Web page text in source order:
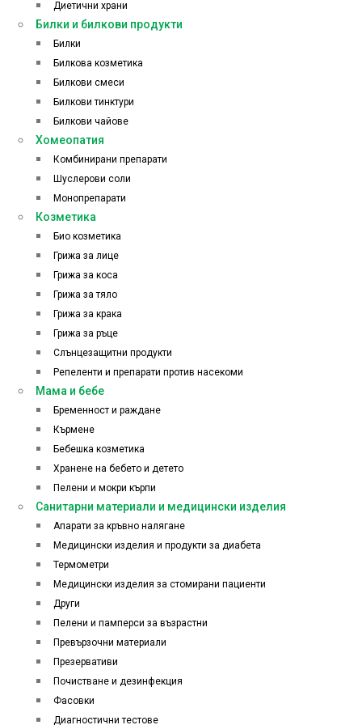
Диетични храни
Билки и билкови продукти
Билки
Билкова козметика
Билкови смеси
Билкови тинктури
Билкови чайове
Хомеопатия
Комбинирани препарати
Шуслерови соли
Монопрепарати
Козметика
Био козметика
Грижа за лице
Грижа за коса
Грижа за тяло
Грижа за крака
Грижа за ръце
Слънцезащитни продукти
Репеленти и препарати против насекоми
Мама и бебе
Бременност и раждане
Кърмене
Бебешка козметика
Хранене на бебето и детето
Пелени и мокри кърпи
Санитарни материали и медицински изделия
Апарати за кръвно налягане
Медицински изделия и продукти за диабета
Термометри
Медицински изделия за стомирани пациенти
Други
Пелени и памперси за възрастни
Превързочни материали
Презервативи
Почистване и дезинфекция
Фасовки
Диагностични тестове